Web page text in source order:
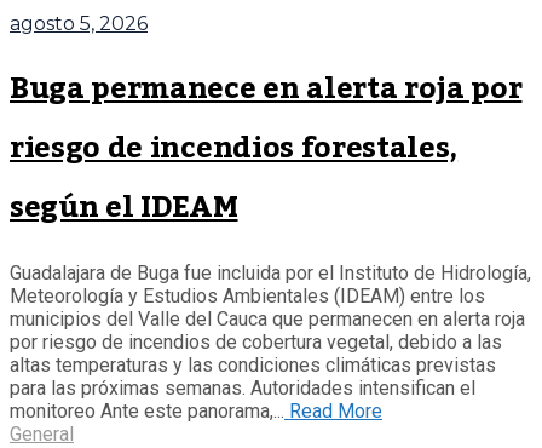
agosto 5, 2026
Buga permanece en alerta roja por
riesgo de incendios forestales,
según el IDEAM
Guadalajara de Buga fue incluida por el Instituto de Hidrología,
Meteorología y Estudios Ambientales (IDEAM) entre los
municipios del Valle del Cauca que permanecen en alerta roja
por riesgo de incendios de cobertura vegetal, debido a las
altas temperaturas y las condiciones climáticas previstas
para las próximas semanas. Autoridades intensifican el
monitoreo Ante este panorama,... Read More
General